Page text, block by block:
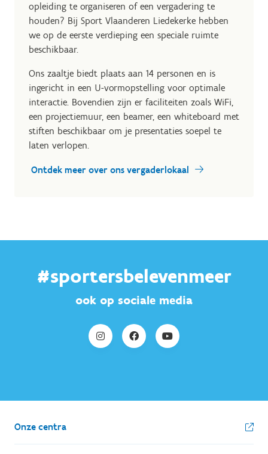
opleiding te organiseren of een vergadering te
houden? Bij Sport Vlaanderen Liedekerke hebben
we op de eerste verdieping een speciale ruimte
beschikbaar.
Ons zaaltje biedt plaats aan 14 personen en is
ingericht in een U-vormopstelling voor optimale
interactie. Bovendien zijn er faciliteiten zoals WiFi,
een projectiemuur, een beamer, een whiteboard met
stiften beschikbaar om je presentaties soepel te
laten verlopen.
Ontdek meer over ons vergaderlokaal
#sportersbelevenmeer
ook op sociale media
Onze centra